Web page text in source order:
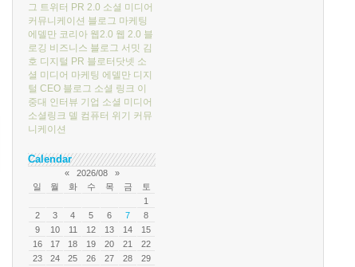
그 트위터 PR 2.0 소셜 미디어
커뮤니케이션 블로그 마케팅
에델만 코리아 웹2.0 웹 2.0 블
로깅 비즈니스 블로그 서밋 김
호 디지털 PR 블로터닷넷 소
셜 미디어 마케팅 에델만 디지
털 CEO 블로그 소셜 링크 이
중대 인터뷰 기업 소셜 미디어
소셜링크 델 컴퓨터 위기 커뮤
니케이션
Calendar
« 2026/08
»
일
월 화 수 목 금
토
1
2
3 4 5 6 7
8
9
10 11 12 13 14
15
16
17 18 19 20 21
22
23
24 25 26 27 28 29